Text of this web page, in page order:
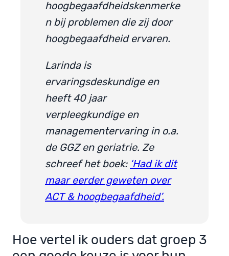
hoogbegaafdheidskenmerke
n bij problemen die zij door
hoogbegaafdheid ervaren.
Larinda is
ervaringsdeskundige en
heeft 40 jaar
verpleegkundige en
managementervaring in o.a.
de GGZ en geriatrie. Ze
schreef het boek: ‘Had ik dit
maar eerder geweten over
ACT & hoogbegaafdheid’.
Hoe vertel ik ouders dat groep 3